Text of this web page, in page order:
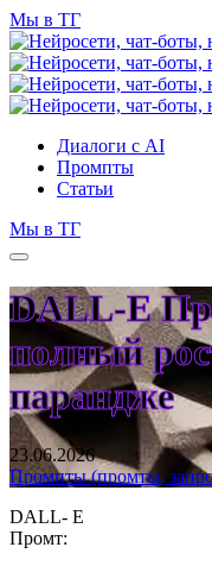
Мы в ТГ
Диалоги с AI
Промпты
Статьи
Мы в ТГ
DALL-E
полный
парандже
23.06.2026
Промпты (промты,
DALL- E
Промт: